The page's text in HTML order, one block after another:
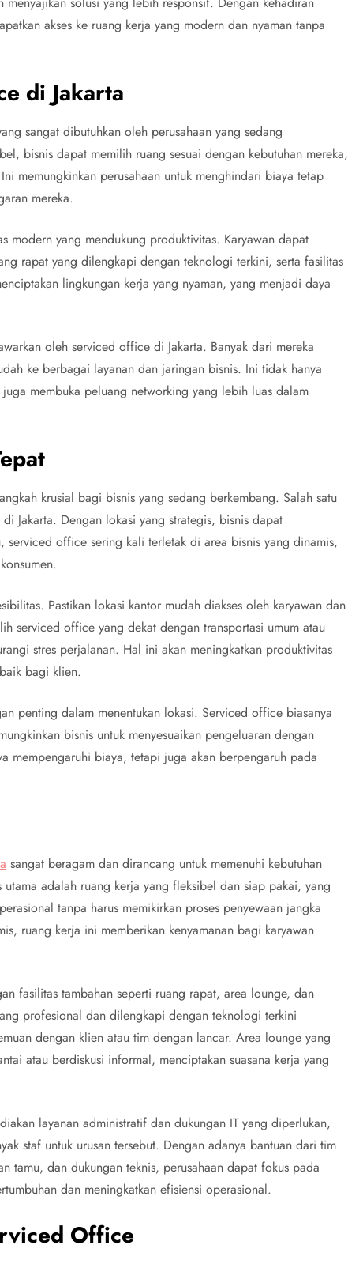
akses ke ruang kerja yang modern dan nyaman tanpa
di Jakarta
sangat dibutuhkan oleh perusahaan yang sedang
bisnis dapat memilih ruang sesuai dengan kebutuhan mereka,
memungkinkan perusahaan untuk menghindari biaya tetap
mereka.
yang mendukung produktivitas. Karyawan dapat
rapat yang dilengkapi dengan teknologi terkini, serta fasilitas
lingkungan kerja yang nyaman, yang menjadi daya
oleh serviced office di Jakarta. Banyak dari mereka
ke berbagai layanan dan jaringan bisnis. Ini tidak hanya
membuka peluang networking yang lebih luas dalam
krusial bagi bisnis yang sedang berkembang. Salah satu
Jakarta. Dengan lokasi yang strategis, bisnis dapat
office sering kali terletak di area bisnis yang dinamis,
Pastikan lokasi kantor mudah diakses oleh karyawan dan
serviced office yang dekat dengan transportasi umum atau
stres perjalanan. Hal ini akan meningkatkan produktivitas
bagi klien.
penting dalam menentukan lokasi. Serviced office biasanya
bisnis untuk menyesuaikan pengeluaran dengan
mempengaruhi biaya, tetapi juga akan berpengaruh pada
sangat beragam dan dirancang untuk memenuhi kebutuhan
adalah ruang kerja yang fleksibel dan siap pakai, yang
tanpa harus memikirkan proses penyewaan jangka
ruang kerja ini memberikan kenyamanan bagi karyawan
fasilitas tambahan seperti ruang rapat, area lounge, dan
profesional dan dilengkapi dengan teknologi terkini
dengan klien atau tim dengan lancar. Area lounge yang
atau berdiskusi informal, menciptakan suasana kerja yang
layanan administratif dan dukungan IT yang diperlukan,
staf untuk urusan tersebut. Dengan adanya bantuan dari tim
tamu, dan dukungan teknis, perusahaan dapat fokus pada
dan meningkatkan efisiensi operasional.
Office